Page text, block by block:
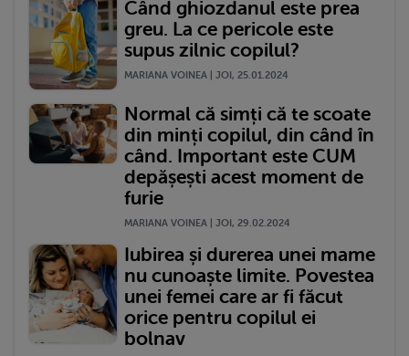
Când ghiozdanul este prea
greu. La ce pericole este
supus zilnic copilul?
MARIANA VOINEA | JOI, 25.01.2024
Normal că simți că te scoate
din minți copilul, din când în
când. Important este CUM
depășești acest moment de
furie
MARIANA VOINEA | JOI, 29.02.2024
Iubirea și durerea unei mame
nu cunoaște limite. Povestea
unei femei care ar fi făcut
orice pentru copilul ei
bolnav